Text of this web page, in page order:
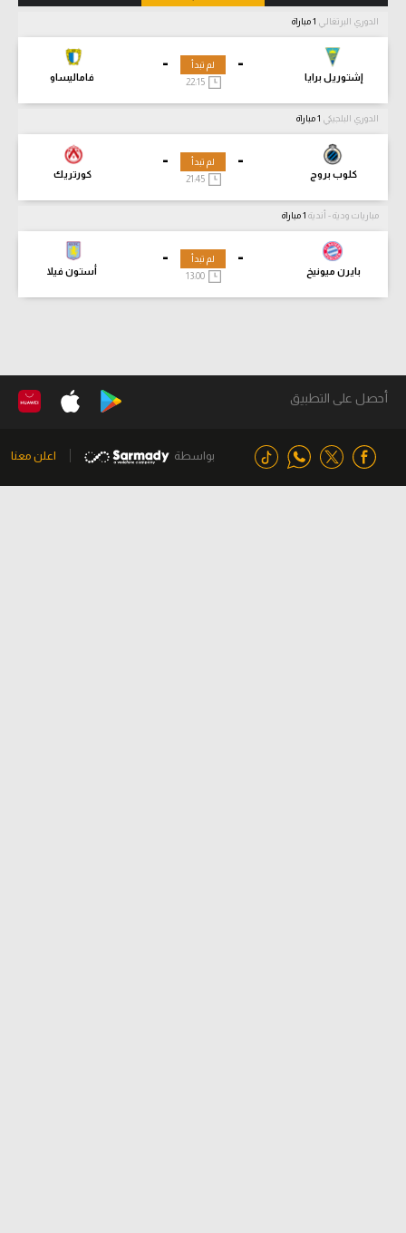
الدوري البرتغالي
-
إشتوريل برايا
-
فاماليساو
لم تبدأ
22:15
الدوري البلجيكي
-
كلوب بروج
-
كورتريك
لم تبدأ
21:45
مباريات ودية - أندية
-
بايرن ميونيخ
-
أستون فيلا
لم تبدأ
13:00
أحصل على التطبيق
بواسطة اعلن معنا